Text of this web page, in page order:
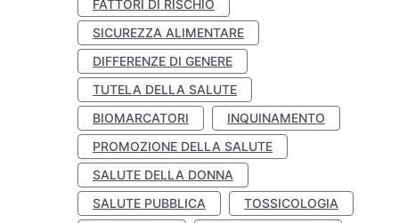
FATTORI DI RISCHIO
SICUREZZA ALIMENTARE
DIFFERENZE DI GENERE
TUTELA DELLA SALUTE
BIOMARCATORI
INQUINAMENTO
PROMOZIONE DELLA SALUTE
SALUTE DELLA DONNA
SALUTE PUBBLICA
TOSSICOLOGIA